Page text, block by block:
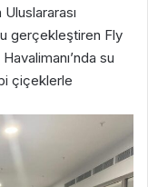
gerçekleştiren Fly
su
çiçeklerle